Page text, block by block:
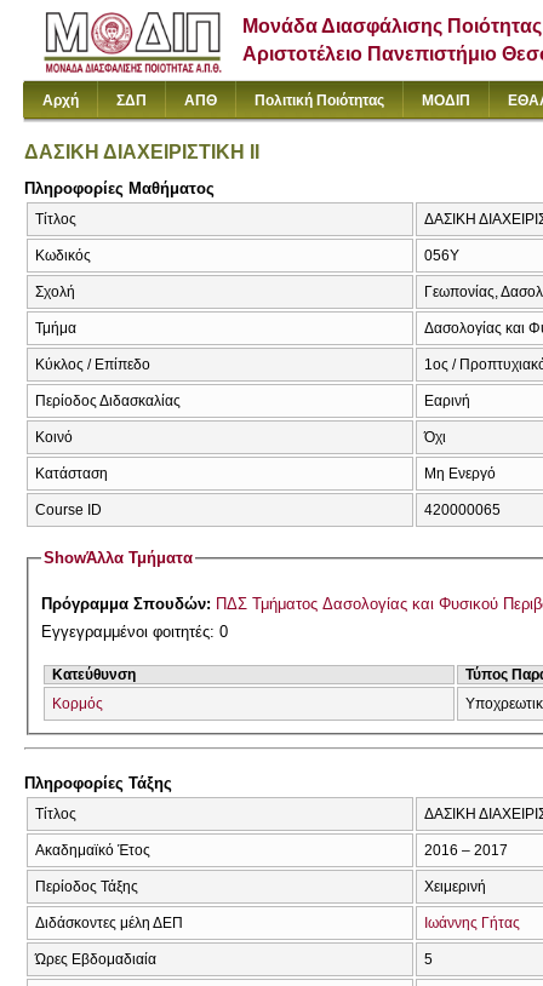
Μονάδα Διασφάλισης Ποιότητας
Αριστοτέλειο Πανεπιστήμιο
Αρχή ΣΔΠ ΑΠΘ Πολιτική Ποιότητας ΜΟΔΙΠ
ΔΑΣΙΚΗ ΔΙΑΧΕΙΡΙΣΤΙΚΗ ΙΙ
Πληροφορίες Μαθήματος
Τίτλος ΔΑΣΙΚΗ
Κωδικός 056Υ
Σχολή Γεωπονίας,
Τμήμα Δασολογίας και
Κύκλος / Επίπεδο 1ος /
Περίοδος Διδασκαλίας Εαρινή
Κοινό Όχι
Κατάσταση Μη Ενεργό
Course ID 420000065
ShowΆλλα Τμήματα
Πρόγραμμα Σπουδών: ΠΔΣ Τμήματος Δασολογίας και Φυσικού
Εγγεγραμμένοι φοιτητές: 0
Κατεύθυνση
Τύπος
Κορμός
Πληροφορίες Τάξης
Τίτλος ΔΑΣΙΚΗ
Ακαδημαϊκό Έτος 2016 – 2017
Περίοδος Τάξης Χειμερινή
Διδάσκοντες μέλη ΔΕΠ Ιωάννης Γήτας
Ώρες Εβδομαδιαία 5